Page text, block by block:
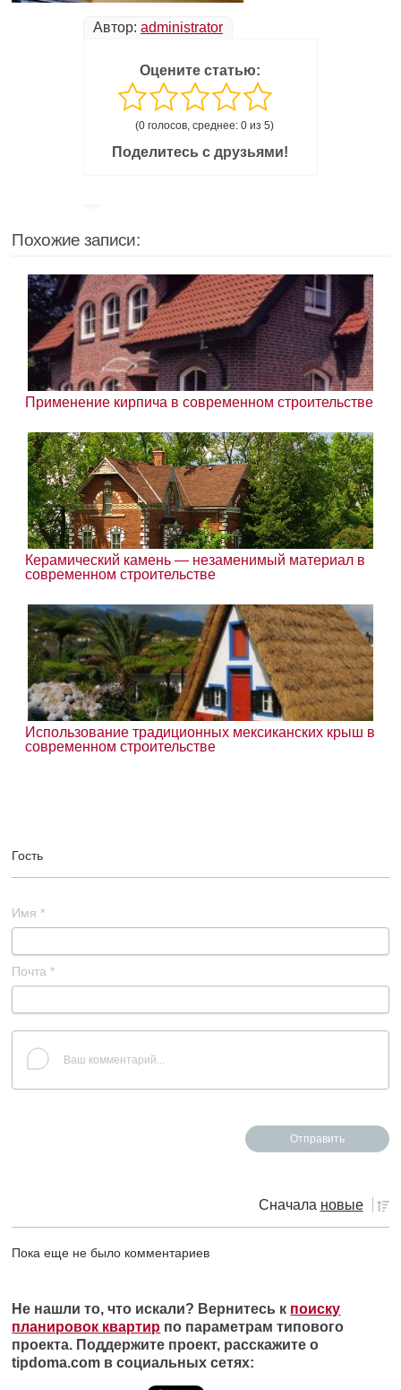
Автор: administrator
Оцените статью:
(0 голосов, среднее: 0 из 5)
Поделитесь с друзьями!
Похожие записи:
Применение кирпича в современном строительстве
Керамический камень — незаменимый материал в
современном строительстве
Использование традиционных мексиканских крыш в
современном строительстве
Гость
Имя *
Почта *
Сначала новые
Пока еще не было комментариев
Не нашли то, что искали? Вернитесь к поиску
планировок квартир по параметрам типового
проекта. Поддержите проект, расскажите о
tipdoma.com в социальных сетях: